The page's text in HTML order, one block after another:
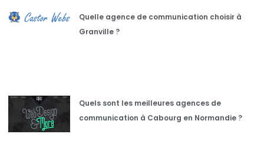
Quelle agence de communication choisir à
Granville ?
Quels sont les meilleures agences de
communication à Cabourg en Normandie ?